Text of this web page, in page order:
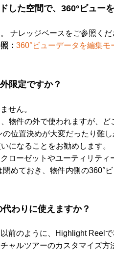
した空間で、360°ビュー
ナレッジベースをご参照くだ
： 360°ビューデータを編集モ
限定ですか？
せん。
物件の外で使われますが、ど
位置決めが大変だったり難し
になることをお勧めします。
ローゼットやユーティリティ
めておき、物件内側の360°
わりに使えますか？
前のように、Highlight Reel
ャルツアーのカスタマイズ方